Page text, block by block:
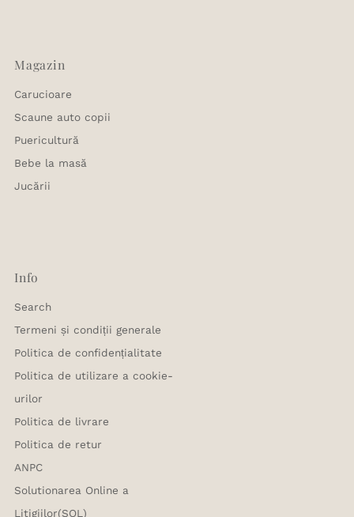
Magazin
Carucioare
Scaune auto copii
Puericultură
Bebe la masă
Jucării
Info
Search
Termeni și condiții generale
Politica de confidențialitate
Politica de utilizare a cookie-
urilor
Politica de livrare
Politica de retur
ANPC
Solutionarea Online a
Litigiilor(SOL)